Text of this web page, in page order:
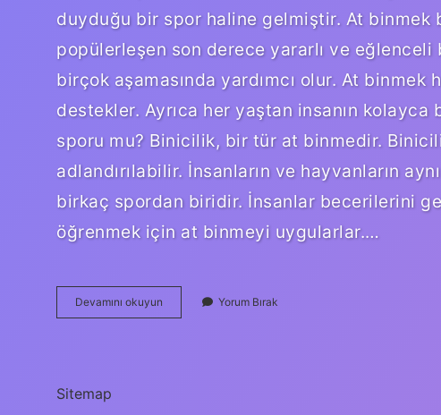
duyduğu bir spor haline gelmiştir. At binmek
popülerleşen son derece yararlı ve
birçok aşamasında yardımcı olur. At
destekler. Ayrıca her yaştan insanın
sporu mu? Binicilik, bir tür at binmedir.
adlandırılabilir. İnsanların ve hayvanların
birkaç spordan biridir. İnsanlar becerilerini
öğrenmek için at binmeyi uygularlar.…
Devamını okuyun
Binmek
Yorum Bırak
Sitemap